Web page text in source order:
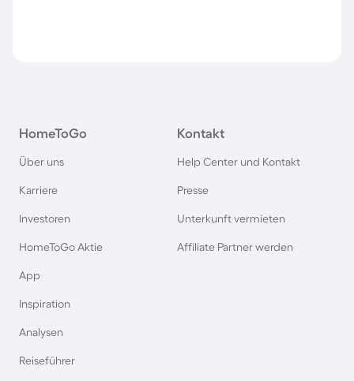
HomeToGo
Über uns
Karriere
Investoren
HomeToGo Aktie
App
Inspiration
Analysen
Reiseführer
Kontakt
Help Center und Kontakt
Presse
Unterkunft vermieten
Affiliate Partner werden